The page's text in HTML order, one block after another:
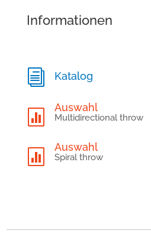
Informationen
i Katalog

Auswahl
Multidirectional throw

Auswahl
Spiral throw